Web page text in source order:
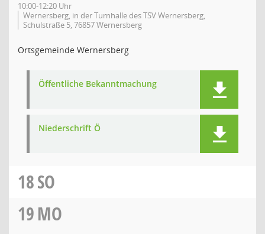
10:00-12:20 Uhr
Wernersberg, in der Turnhalle des TSV Wernersberg,
Schulstraße 5, 76857 Wernersberg
Ortsgemeinde Wernersberg
Öffentliche Bekanntmachung
Niederschrift Ö
18SO
19MO